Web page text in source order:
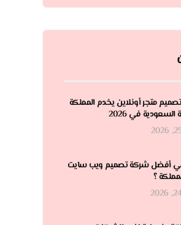
متجر أونلاين يخدم المملكة
السعودية في 2026
أفضل شركة تصميم ويب سايت
؟